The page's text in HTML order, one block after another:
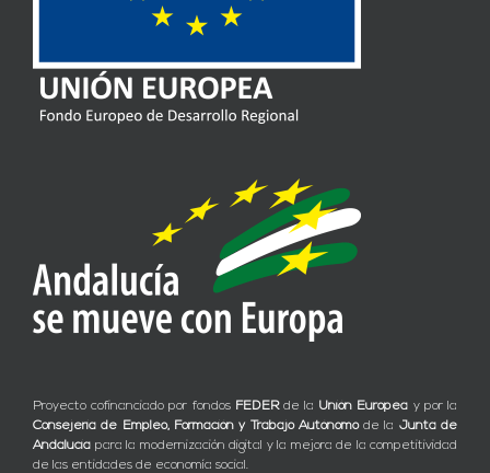
Proyecto cofinanciado por fondos FEDERde la Unión Europea y por la
Consejería de Empleo, Formación y Trabajo Autónomode la Junta de
Andalucía para la modernización digital y la mejora de la competitividad
de las entidades de economía social.